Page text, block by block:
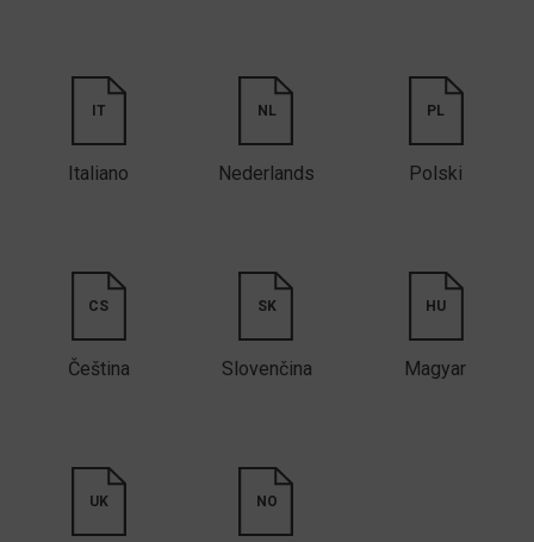
IT
Italiano
NL
Nederlands
PL
Polski
CS
Čeština
SK
Slovenčina
HU
Magyar
UK NO